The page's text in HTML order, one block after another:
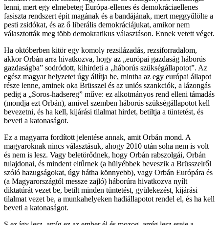
lenni, mert egy elmebeteg Európa-ellenes és demokráciaellenes
fasiszta rendszert épít magának és a bandájának, mert meggyűlölte a
pesti zsidókat, és az ő liberális demokráciájukat, amikor nem
választották meg több demokratikus választáson. Ennek vetett véget.
Ha októberben kitör egy komoly rezsilázadás, rezsiforradalom,
akkor Orbán arra hivatkozva, hogy az „európai gazdaság háborús
gazdaságba” sodródott, kihirdeti a „háborús szükségállapotot”. Az
egész magyar helyzetet úgy állítja be, mintha az egy európai állapot
része lenne, aminek oka Brüsszel és az uniós szankciók, a lázongás
pedig a „Soros-hadsereg” műve: ez alkotmányos rend elleni támadás
(mondja ezt Orbán), amivel szemben háborús szükségállapotot kell
bevezetni, és ha kell, kijárási tilalmat hirdet, betiltja a tüntetést, és
beveti a katonaságot.
Ez a magyarra fordított jelentése annak, amit Orbán mond. A
magyaroknak nincs választásuk, ahogy 2010 után soha nem is volt
és nem is lesz. Vagy beletörődnek, hogy Orbán rabszolgái, Orbán
tulajdonai, és mindent eltűrnek (a hülyébbek beveszik a Brüsszelről
szóló hazugságokat, úgy hátha könnyebb), vagy Orbán Európára és
(a Magyarországtól messze zajló) háborúra hivatkozva nyílt
diktatúrát vezet be, betilt minden tüntetést, gyülekezést, kijárási
tilalmat vezet be, a munkahelyeken hadiállapotot rendel el, és ha kell
beveti a katonaságot.